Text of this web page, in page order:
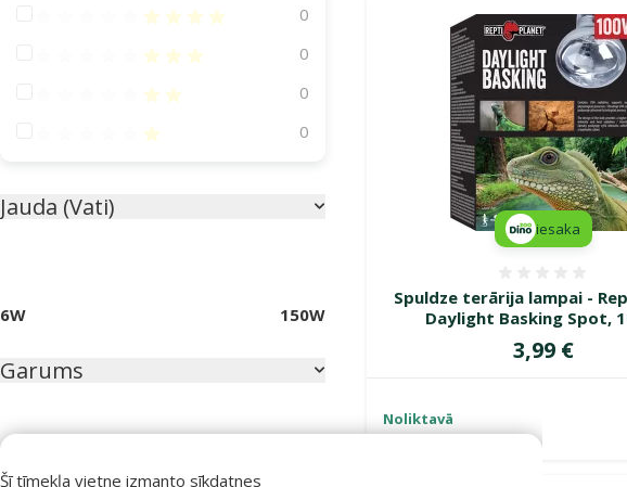
Šī tīmekļa vietne izmanto sīkdatnes
Atsauksmes 80%
0
Atsauksmes 60%
0
Atsauksmes 40%
0
Atsauksmes 20%
0
Jauda (Vati)
6W 150W
Garums
30cm
Spuldze terārija lampai -
Daylight Basking Spot,
Cena
3,99 €
iesaka
Noliktavā